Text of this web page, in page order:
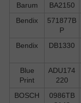
Barum BA2150
Bendix
571877B
P
Bendix
DB1330
Blue
Print
ADU174
220
BOSCH
0986TB